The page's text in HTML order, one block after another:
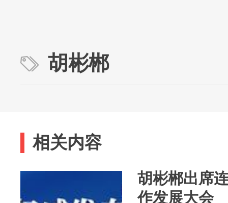
胡彬郴
相关内容
胡彬郴出席
作发展大会